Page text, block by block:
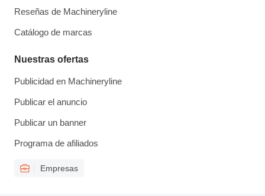
Reseñas de Machineryline
Catálogo de marcas
Nuestras ofertas
Publicidad en Machineryline
Publicar el anuncio
Publicar un banner
Programa de afiliados
Empresas